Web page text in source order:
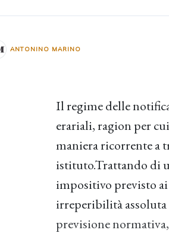
ANTONINO MARINO
Il regime delle
erariali, ragion per
maniera ricorrente a
istituto.Trattando di
impositivo previsto
irreperibilità assoluta
previsione